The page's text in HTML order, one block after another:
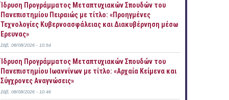
Ίδρυση Προγράμματος Μεταπτυχιακών Σπουδών του
Πανεπιστημίου Πειραιώς με τίτλο: «Προηγμένες
Τεχνολογίες Κυβερνοασφάλειας και Διακυβέρνηση μέσω
Έρευνας»
Σάβ, 08/08/2026 - 10:54
Ίδρυση Προγράμματος Μεταπτυχιακών Σπουδών του
Πανεπιστημίου Ιωαννίνων με τίτλο: «Αρχαία Κείμενα και
Σύγχρονες Αναγνώσεις»
Σάβ, 08/08/2026 - 10:46